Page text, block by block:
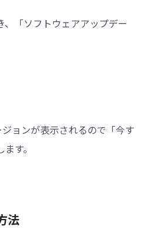
、「ソフトウェアアップデー
ョンが表示されるので「今す
す。
法